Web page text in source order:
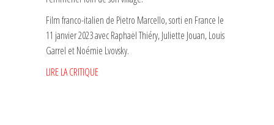
Film franco-italien de Pietro Marcello, sorti en France le
11 janvier 2023 avec Raphaël Thiéry, Juliette Jouan, Louis
Garrel et Noémie Lvovsky.
LIRE LA CRITIQUE